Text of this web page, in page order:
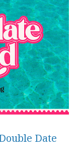
Date